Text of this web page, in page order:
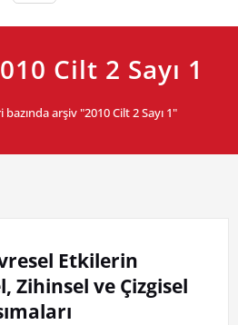
Cilt 2 Sayı 1
bazında arşiv "2010 Cilt 2 Sayı 1"
Etkilerin
Zihinsel ve Çizgisel